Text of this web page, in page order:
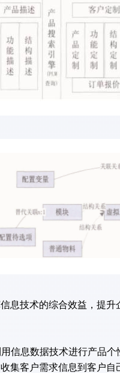
息技术的综合效益，提升
信息数据技术进行产品
集客户需求信息到客户